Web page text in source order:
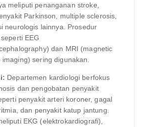
meliputi penanganan stroke,
Parkinson, multiple sclerosis,
neurologis lainnya. Prosedur
EEG
dan MRI (magnetic
imaging) sering digunakan.
Departemen kardiologi berfokus
dan pengobatan penyakit
penyakit arteri koroner, gagal
dan penyakit katup jantung.
EKG (elektrokardiografi),